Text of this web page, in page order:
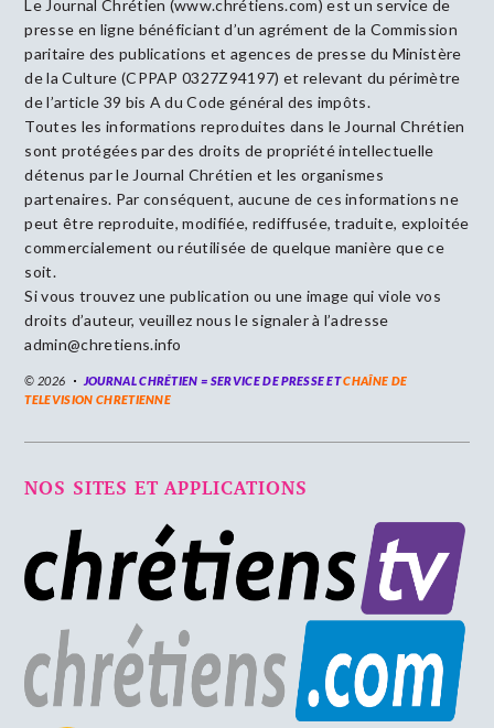
Le Journal Chrétien (www.chrétiens.com) est un service de
presse en ligne bénéficiant d’un agrément de la Commission
paritaire des publications et agences de presse du Ministère
de la Culture (CPPAP 0327Z94197) et relevant du périmètre
de l’article 39 bis A du Code général des impôts.
Toutes les informations reproduites dans le Journal Chrétien
sont protégées par des droits de propriété intellectuelle
détenus par le Journal Chrétien et les organismes
partenaires. Par conséquent, aucune de ces informations ne
peut être reproduite, modifiée, rediffusée, traduite, exploitée
commercialement ou réutilisée de quelque manière que ce
soit.
Si vous trouvez une publication ou une image qui viole vos
droits d’auteur, veuillez nous le signaler à l’adresse
admin@chretiens.info
© 2026 JOURNAL CHRÉTIEN = SERVICE DE PRESSE ETCHAÎNE DE
TELEVISION CHRETIENNE
NOS SITES ET APPLICATIONS